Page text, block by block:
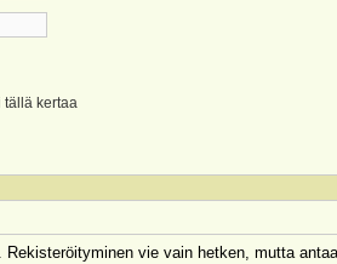
tällä kertaa
vie vain hetken, mutta